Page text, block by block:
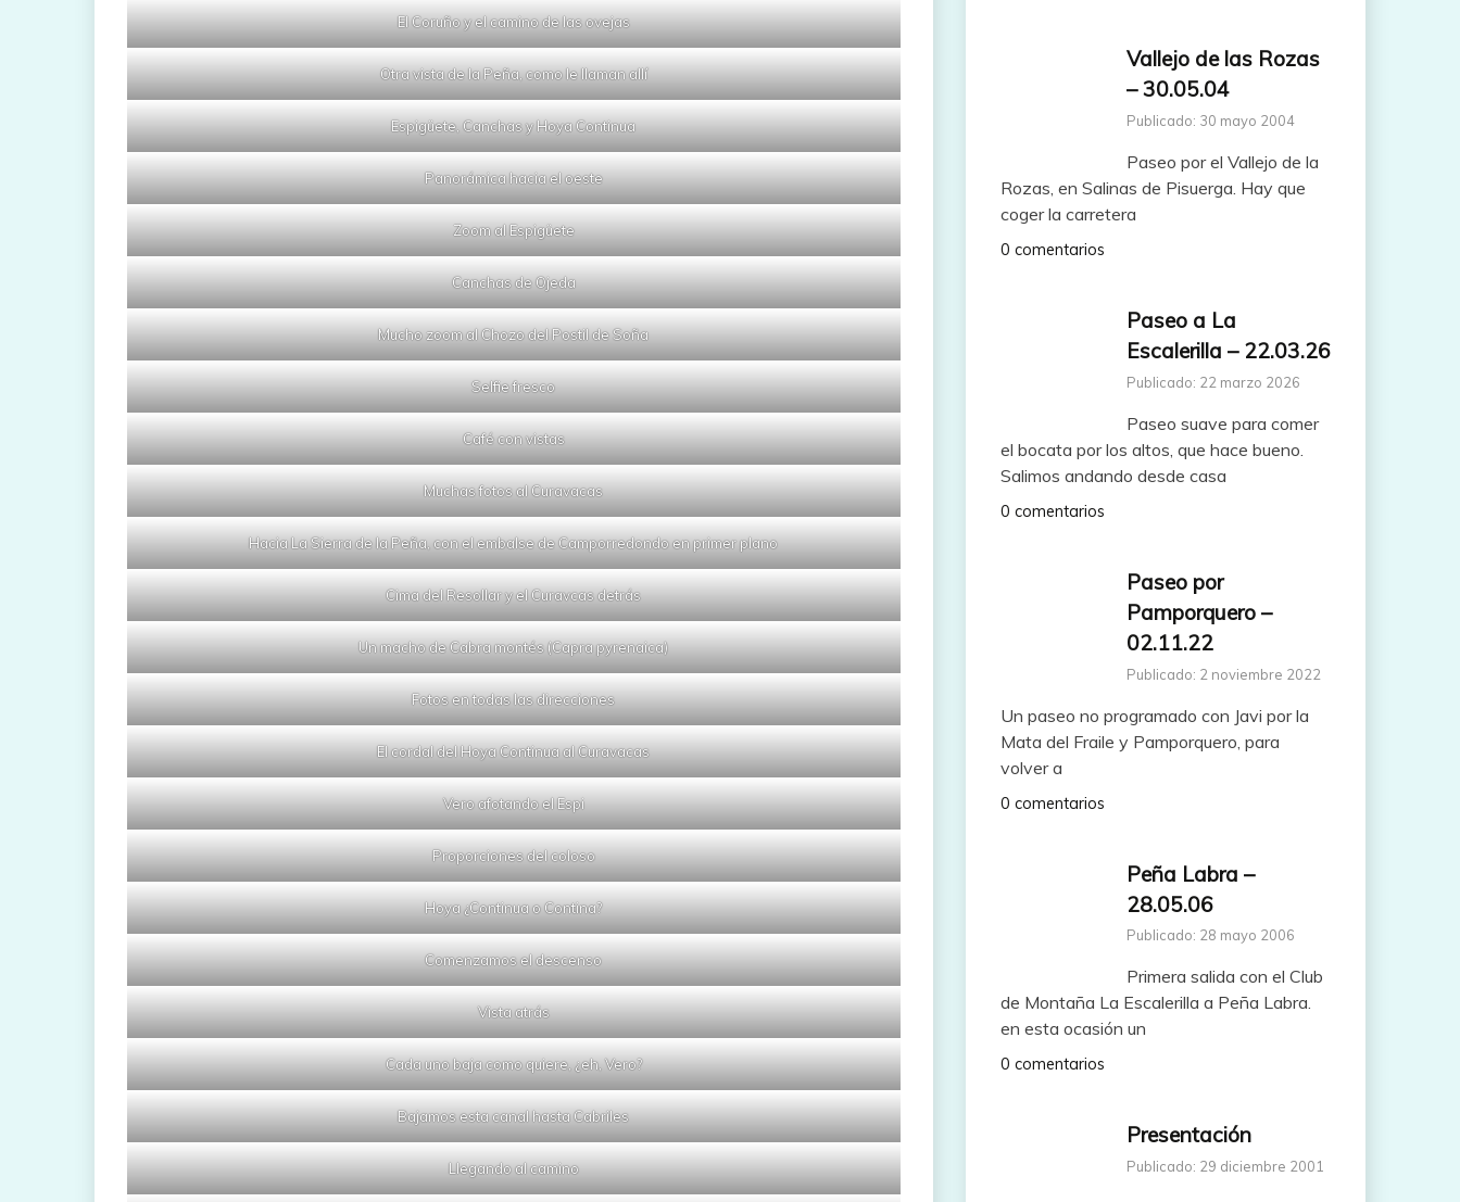
El Coruño y el camino de las ovejas
Otra vista de la Peña, como le llaman allí
Espigüete, Canchas y Hoya Continua
Panorámica hacia el oeste
Zoom al Espigüete
Canchas de Ojeda
Mucho zoom al Chozo del Postil de Soña
Selfie fresco
Café con vistas
Muchas fotos al Curavacas
Hacia La Sierra de la Peña, con el embalse de Camporredondo en primer plano
Cima del Resollar y el Curavcas detrás
Un macho de Cabra montés (Capra pyrenaica)
Fotos en todas las direcciones
El cordal del Hoya Continua al Curavacas
Vero afotando el Espi
Proporciones del coloso
Hoya ¿Continua o Contina?
Comenzamos el descenso
Vista atrás
Cada uno baja como quiere, ¿eh, Vero?
Bajamos esta canal hasta Cabriles
Llegando al camino
Vallejo de las Rozas
– 30.05.04
Publicado: 30 mayo 2004
Paseo por el Vallejo de la
Rozas, en Salinas de Pisuerga. Hay que
coger la carretera
0 comentarios
Paseo a La
Escalerilla – 22.03.26
Publicado: 22 marzo 2026
Paseo suave para comer
el bocata por los altos, que hace bueno.
Salimos andando desde casa
0 comentarios
Paseo por
Pamporquero –
02.11.22
Publicado: 2 noviembre 2022
Un paseo no programado con Javi por la
Mata del Fraile y Pamporquero, para
volver a
0 comentarios
Peña Labra –
28.05.06
Publicado: 28 mayo 2006
Primera salida con el Club
de Montaña La Escalerilla a Peña Labra.
en esta ocasión un
0 comentarios
Presentación
Publicado: 29 diciembre 2001